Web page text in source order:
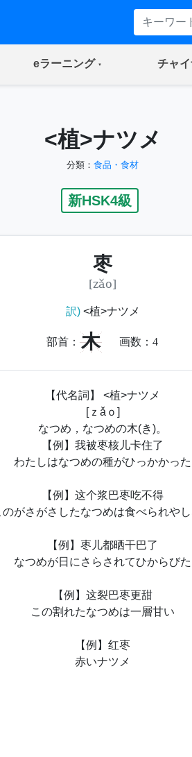
eラーニング(current) チャ
<植>ナツメ
分類： 食品・食材
新HSK4級
枣
[zǎo]
訳)<植>ナツメ
部首： 木 画数： 4
【代名詞】 <植>ナツメ
[ｚǎｏ]
なつめ，なつめの木(き)。
【例】我被枣核儿卡住了
わたしはなつめの種がひっかかった
【例】这个浆巴枣吃不得
のがさがさしたなつめは食べられや
【例】枣儿都晒干巴了
なつめが日にさらされてひからびた
【例】这裂巴枣更甜
この割れたなつめは一層甘い
【例】红枣
赤いナツメ